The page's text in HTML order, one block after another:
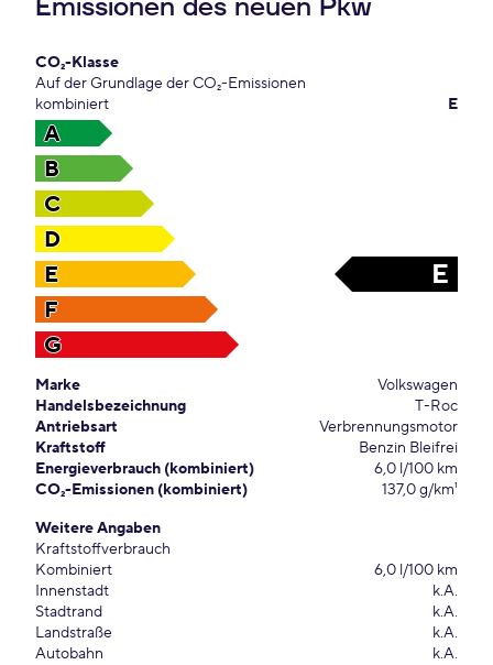
Emissionen des neuen Pkw
CO₂-Klasse
Auf der Grundlage der CO₂-Emissionen
kombiniert
E
A
B
C
D
E
E
F
G
Marke
Volkswagen
Handelsbezeichnung
T-Roc
Antriebsart
Verbrennungsmotor
Kraftstoff
Benzin Bleifrei
Energieverbrauch (kombiniert)
6,0 l/100 km
CO₂-Emissionen (kombiniert)
137,0 g/km¹
Weitere Angaben
Kraftstoffverbrauch
Kombiniert
6,0 l/100 km
Innenstadt
k.A.
Stadtrand
k.A.
Landstraße
k.A.
Autobahn
k.A.